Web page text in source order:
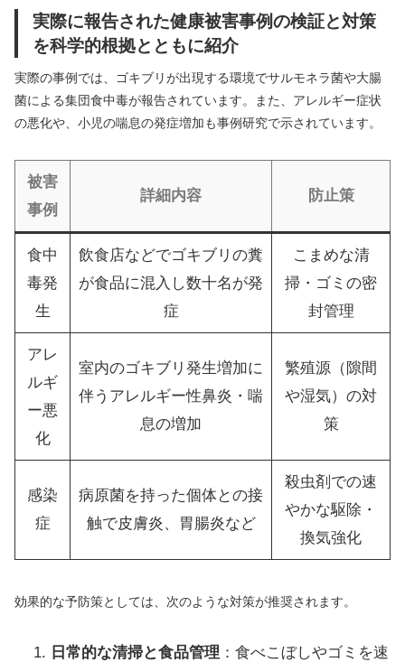
実際に報告された健康被害事例の検証と対策
を科学的根拠とともに紹介
実際の事例では、ゴキブリが出現する環境でサルモネラ菌や大腸
菌による集団食中毒が報告されています。また、アレルギー症状
の悪化や、小児の喘息の発症増加も事例研究で示されています。
被害
事例
詳細内容 防止策
食中
毒発
生
飲食店などでゴキブリの糞
が食品に混入し数十名が発
症
こまめな清
掃・ゴミの密
封管理
アレ
ルギ
ー悪
化
室内のゴキブリ発生増加に
伴うアレルギー性鼻炎・喘
息の増加
繁殖源（隙間
や湿気）の対
策
感染
症
病原菌を持った個体との接
触で皮膚炎、胃腸炎など
殺虫剤での速
やかな駆除・
換気強化
効果的な予防策としては、次のような対策が推奨されます。
日常的な清掃と食品管理 ：食べこぼしやゴミを速